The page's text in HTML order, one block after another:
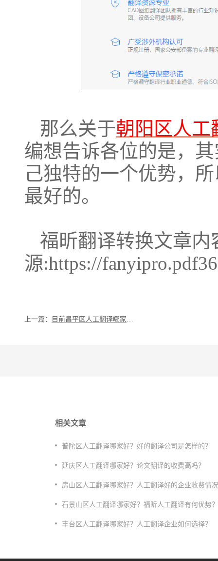
那么关于朝阳区人工
编想告诉各位的是，
己独特的一个优势，
最好的。
福昕翻译转换文章内
源:https://
上一篇： 目前昌平区人工翻译哪家好？人工翻译能到达什么翻译水准？
相关文章
普陀区人工翻译哪家好？好的翻译公司是怎样的？
延庆区人工翻译哪家好？论文翻译的收费高吗？
房山区人工翻译哪家好？人工翻译好的企业收费情
石景山区人工翻译哪家好？福昕人工翻译有何优势？
丰台区人工翻译哪家好？人工翻译企业如何选择？